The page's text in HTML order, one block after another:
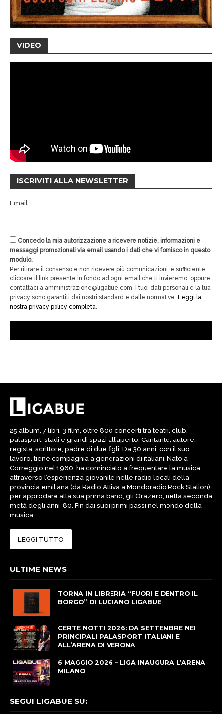
VIDEO
ISCRIVITI ALLA NEWSLETTER
Email
Concedo la mia autorizzazione a ricevere notizie, informazioni e
messaggi promozionali via email usando i dati che vi fornisco in questo
modulo.
Per ritirare il consenso e non ricevere più comunicazioni, è sufficiente
cliccare il link presente in fondo ad ogni email che ti invieremo, oppure
contattaci a amministrazione@ligabue.com. I tuoi dati personali e la tua
privacy sono garantiti dai nostri standard e dalle normative. Leggi la
nostra privacy policy completa.
25 album, 7 libri, 3 film, oltre 800 concerti tra teatri, club,
palasport, stadi e grandi spazi all’aperto. Cantante, autore,
regista, scrittore, padre di due figli. Da 30 anni, con il suo
lavoro, tiene compagnia a generazioni di italiani. Nato a
Correggio nel 1960, ha cominciato a frequentare la musica
attraverso l’esperienza giovanile nelle radio locali della
provincia emiliana (da Radio Attiva a Mondoradio Rock Station)
per approdare alla sua prima band, gli Orazero, nella seconda
metà degli anni ’80. Fin dai suoi primi passi nel mondo della
musica...
LEGGI TUTTO
ULTIME NEWS
TORNA IN LIBRERIA “FUORI E DENTRO IL
BORGO” DI LUCIANO LIGABUE
CERTE NOTTI 2026: DA SETTEMBRE NEI
PRINCIPALI PALASPORT ITALIANI E
ALL’ARENA DI VERONA
6 MAGGIO 2026 – LIGA INAUGURA L’ARENA
MILANO
SEGUI LIGABUE SU: